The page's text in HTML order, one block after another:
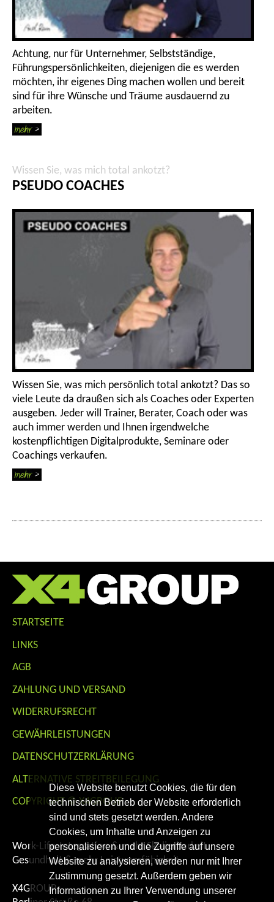
Diese Website benutzt Cookies, die für den
technischen Betrieb der Website erforderlich
sind und stets gesetzt werden. Andere
Cookies, um Inhalte und Anzeigen zu
personalisieren und die Zugriffe auf unsere
Website zu analysieren, werden nur mit Ihrer
Zustimmung gesetzt. Außerdem geben wir
Informationen zu Ihrer Verwendung unserer
Achtung, nur für Unternehmer, Selbstständige,
Führungspersönlichkeiten, diejenigen die es werden
möchten, ihr eigenes Ding machen wollen und bereit
sind für ihre Wünsche und Träume ausdauernd zu
arbeiten.
Wissen Sie, was mich total ankotzt?
PSEUDO COACHES
Wissen Sie, was mich persönlich total ankotzt? Das so
viele Leute da draußen sich als Coaches oder Experten
ausgeben. Jeder will Trainer, Berater, Coach oder was
auch immer werden und Ihnen irgendwelche
kostenpflichtigen Digitalprodukte, Seminare oder
Coachings verkaufen.
STARTSEITE
LINKS
AGB
ZAHLUNG UND VERSAND
WIDERRUFSRECHT
GEWÄHRLEISTUNGEN
DATENSCHUTZERKLÄRUNG
ALTERNATIVE STREITBEILEGUNG
COPYRIGHT © X4GROUP
Work-Life-Integration & mehr Skalierbarkeit.
Gesundheit & mehr Leistungsfähigkeit.
X4GROUP